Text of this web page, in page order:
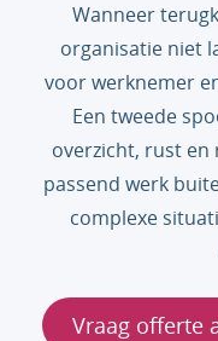
Wanneer
organisatie niet
voor werknemer
Een tweede
overzicht, rust
passend werk
complexe
Vraag offerte